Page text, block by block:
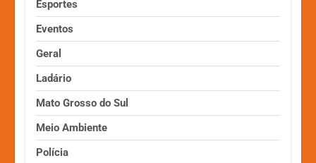
Esportes
Eventos
Geral
Ladário
Mato Grosso do Sul
Meio Ambiente
Polícia